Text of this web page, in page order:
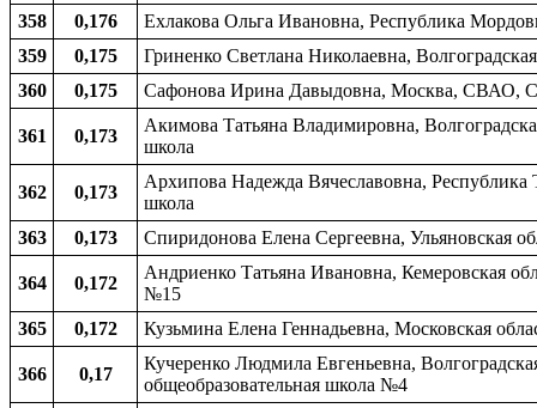
358
0,176
Ехлакова Ольга Ивановна, Республика
359
0,175
Гриненко Светлана Николаевна,
360
0,175 Сафонова Ирина Давыдовна, Москва, СВАО,
361 0,173
Акимова Татьяна Владимировна,
школа
362 0,173
Архипова Надежда Вячеславовна, Республика
школа
363
0,173 Спиридонова Елена Сергеевна, Ульяновская
364 0,172
Андриенко Татьяна Ивановна, Кемеровская
№15
365
0,172 Кузьмина Елена Геннадьевна, Московская
366 0,17
Кучеренко Людмила Евгеньевна,
общеобразовательная школа №4